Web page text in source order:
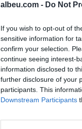
albeu.com - Do Not
If you wish to opt-out of
sensitive information for
confirm your selection.
continue seeing interest-
information disclosed to
further disclosure of your
participants. This
Downstream Participants